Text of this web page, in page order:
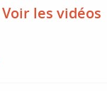
Voir les vidéos